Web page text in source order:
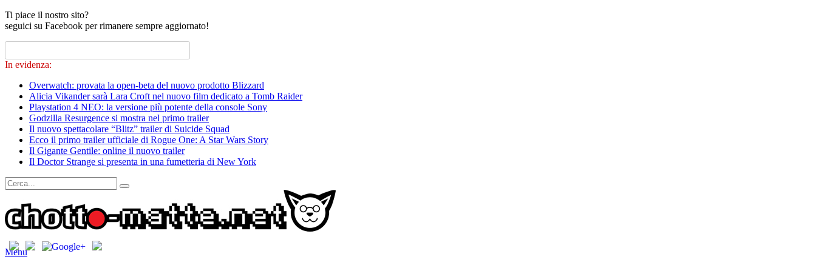
Ti piace il nostro sito?
seguici su Facebook per rimanere sempre aggiornato!
In evidenza:
Overwatch: provata la open-beta del nuovo prodotto Blizzard
Alicia Vikander sarà Lara Croft nel nuovo film dedicato a Tomb Raider
Playstation 4 NEO: la versione più potente della console Sony
Godzilla Resurgence si mostra nel primo trailer
Il nuovo spettacolare “Blitz” trailer di Suicide Squad
Ecco il primo trailer ufficiale di Rogue One: A Star Wars Story
Il Gigante Gentile: online il nuovo trailer
Il Doctor Strange si presenta in una fumetteria di New York
Menu